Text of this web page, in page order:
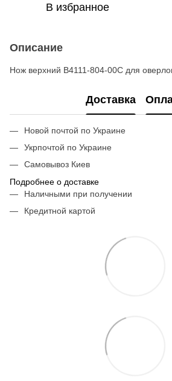
В избранное
Описание
Нож верхний B4111-804-00C для
Доставка
Новой почтой по Украине
Укрпочтой по Украине
Самовывоз Киев
Подробнее о доставке
Наличными при получении
Кредитной картой